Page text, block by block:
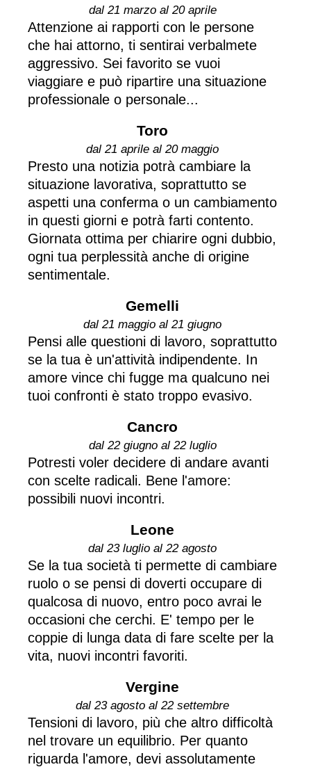
dal 21 marzo al 20 aprile
Attenzione ai rapporti con le persone
che hai attorno, ti sentirai verbalmete
aggressivo. Sei favorito se vuoi
viaggiare e può ripartire una situazione
professionale o personale...
Toro
dal 21 aprile al 20 maggio
Presto una notizia potrà cambiare la
situazione lavorativa, soprattutto se
aspetti una conferma o un cambiamento
in questi giorni e potrà farti contento.
Giornata ottima per chiarire ogni dubbio,
ogni tua perplessità anche di origine
sentimentale.
Gemelli
dal 21 maggio al 21 giugno
Pensi alle questioni di lavoro, soprattutto
se la tua è un'attività indipendente. In
amore vince chi fugge ma qualcuno nei
tuoi confronti è stato troppo evasivo.
Cancro
dal 22 giugno al 22 luglio
Potresti voler decidere di andare avanti
con scelte radicali. Bene l'amore:
possibili nuovi incontri.
Leone
dal 23 luglio al 22 agosto
Se la tua società ti permette di cambiare
ruolo o se pensi di doverti occupare di
qualcosa di nuovo, entro poco avrai le
occasioni che cerchi. E' tempo per le
coppie di lunga data di fare scelte per la
vita, nuovi incontri favoriti.
Vergine
dal 23 agosto al 22 settembre
Tensioni di lavoro, più che altro difficoltà
nel trovare un equilibrio. Per quanto
riguarda l'amore, devi assolutamente